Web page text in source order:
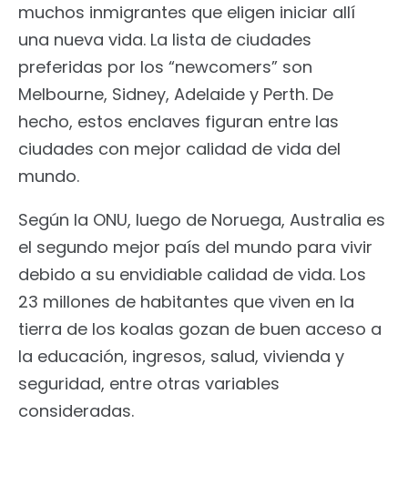
muchos inmigrantes que eligen iniciar allí
una nueva vida. La lista de ciudades
preferidas por los “newcomers” son
Melbourne, Sidney, Adelaide y Perth. De
hecho, estos enclaves figuran entre las
ciudades con mejor calidad de vida del
mundo.
Según la ONU, luego de Noruega, Australia es
el segundo mejor país del mundo para vivir
debido a su envidiable calidad de vida. Los
23 millones de habitantes que viven en la
tierra de los koalas gozan de buen acceso a
la educación, ingresos, salud, vivienda y
seguridad, entre otras variables
consideradas.